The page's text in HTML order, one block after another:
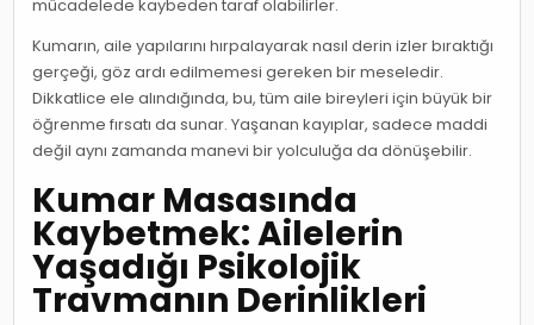
mücadelede kaybeden taraf olabilirler.
Kumarın, aile yapılarını hırpalayarak nasıl derin izler bıraktığı
gerçeği, göz ardı edilmemesi gereken bir meseledir.
Dikkatlice ele alındığında, bu, tüm aile bireyleri için büyük bir
öğrenme fırsatı da sunar. Yaşanan kayıplar, sadece maddi
değil aynı zamanda manevi bir yolculuğa da dönüşebilir.
Kumar Masasında
Kaybetmek: Ailelerin
Yaşadığı Psikolojik
Travmanın Derinlikleri